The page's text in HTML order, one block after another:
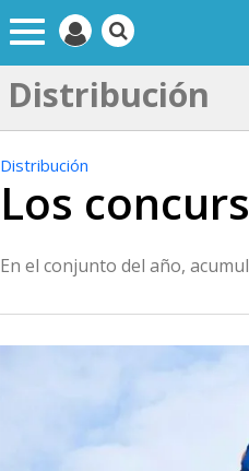
Distribución
Distribución
Los
En el conjunto del año,